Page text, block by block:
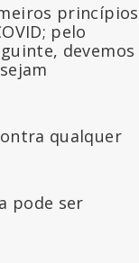
princípios
pelo
devemos
qualquer
pode ser